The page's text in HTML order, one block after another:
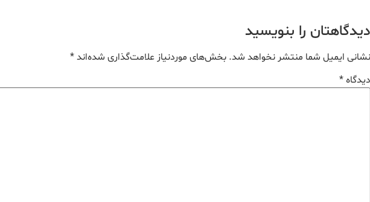
دیدگاهتان را بنویسید
نشانی ایمیل شما منتشر نخواهد شد. بخش‌های موردنیاز علامت‌گذاری شده‌اند*
دیدگاه*